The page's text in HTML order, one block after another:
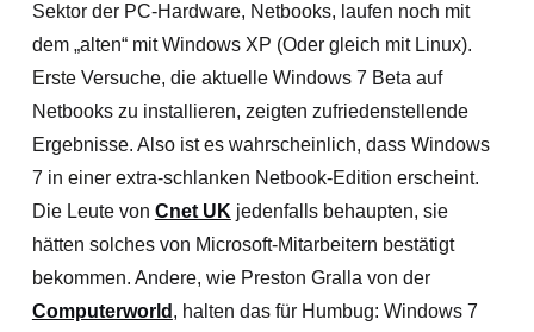
Sektor der PC-Hardware, Netbooks, laufen noch mit
dem „alten“ mit Windows XP (Oder gleich mit Linux).
Erste Versuche, die aktuelle Windows 7 Beta auf
Netbooks zu installieren, zeigten zufriedenstellende
Ergebnisse. Also ist es wahrscheinlich, dass Windows
7 in einer extra-schlanken Netbook-Edition erscheint.
Die Leute von Cnet UK jedenfalls behaupten, sie
hätten solches von Microsoft-Mitarbeitern bestätigt
bekommen. Andere, wie Preston Gralla von der
Computerworld , halten das für Humbug: Windows 7